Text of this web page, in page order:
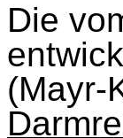
Die
(Mayr-